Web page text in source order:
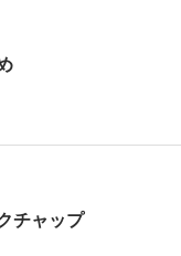
チャップ